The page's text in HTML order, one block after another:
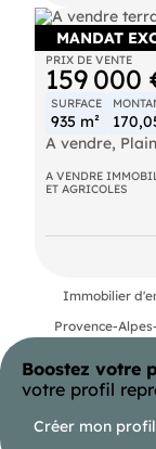
charge du
Les
est exposé
georisques.
(RSAC N°524
MANDAT
A vendre
PRIX DE VENTE
159 000
SURFACE
935 m²
A vendre,
Terrain
Les
est exposé
A VENDRE
ET AGRICOLES
Immobilier
Provence-
Boostez votre
votre profil
Créer mon